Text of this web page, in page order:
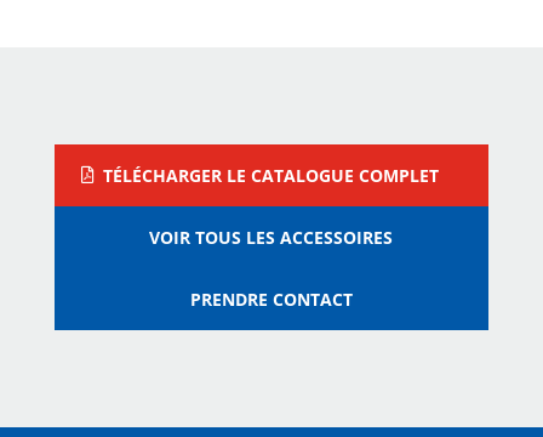
TÉLÉCHARGER LE CATALOGUE COMPLET
VOIR TOUS LES ACCESSOIRES
PRENDRE CONTACT